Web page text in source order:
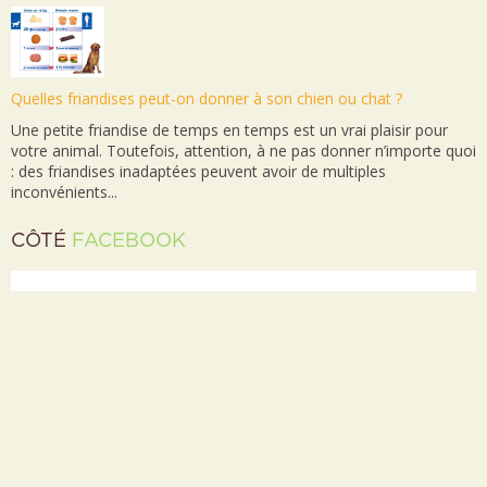
Quelles friandises peut-on donner à son chien ou chat ?
Une petite friandise de temps en temps est un vrai plaisir pour
votre animal. Toutefois, attention, à ne pas donner n’importe quoi
: des friandises inadaptées peuvent avoir de multiples
inconvénients...
CÔTÉ FACEBOOK